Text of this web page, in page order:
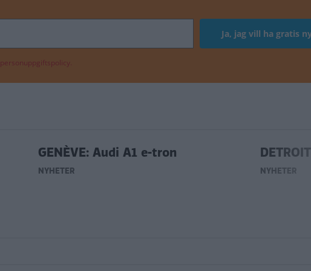
personuppgiftspolicy.
GENÈVE: Audi A1 e-tron
NYHETER NYHETER